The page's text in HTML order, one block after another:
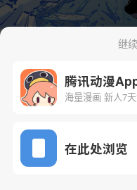
继
腾讯动漫
海量漫画 新人7
在此处浏览